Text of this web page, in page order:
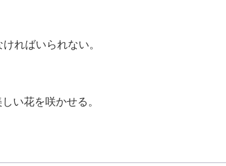
ればいられない。
い花を咲かせる。